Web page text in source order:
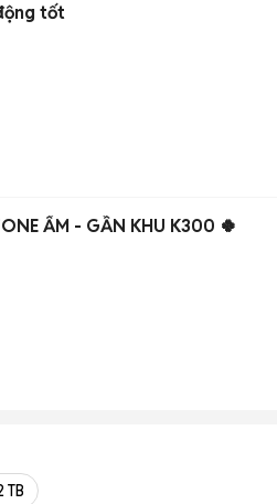
tốt
ẤM - GẦN KHU K300 🍀
TB